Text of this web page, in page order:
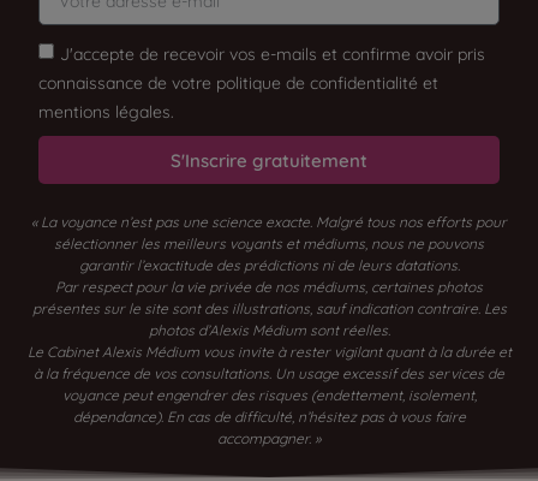
J'accepte de recevoir vos e-mails et confirme avoir pris
connaissance de votre politique de confidentialité et
mentions légales.
S'Inscrire gratuitement
« La voyance n’est pas une science exacte. Malgré tous nos efforts pour
sélectionner les meilleurs voyants et médiums, nous ne pouvons
garantir l’exactitude des prédictions ni de leurs datations.
Par respect pour la vie privée de nos médiums, certaines photos
présentes sur le site sont des illustrations, sauf indication contraire. Les
photos d’Alexis Médium sont réelles.
Le Cabinet Alexis Médium vous invite à rester vigilant quant à la durée et
à la fréquence de vos consultations. Un usage excessif des services de
voyance peut engendrer des risques (endettement, isolement,
dépendance). En cas de difficulté, n’hésitez pas à vous faire
accompagner. »